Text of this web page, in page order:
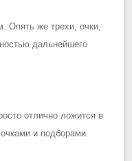
Опять же трехи, очки,
дальнейшего
отлично ложится в
и подборами.